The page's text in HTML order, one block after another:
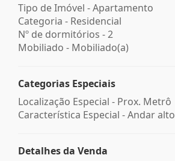
Tipo de Imóvel - Apartamento
Categoria - Residencial
Nº de dormitórios - 2
Mobiliado - Mobiliado(a)
Categorias Especiais
Localização Especial - Prox. Metrô
Característica Especial - Andar alto
Detalhes da Venda